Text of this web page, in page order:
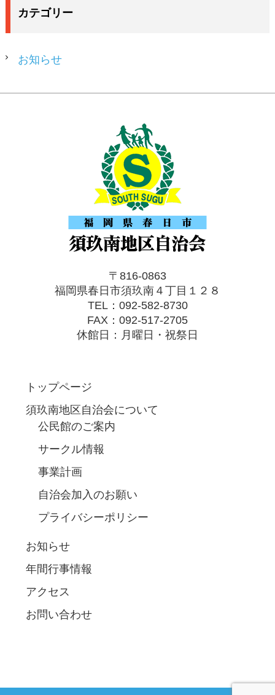
カテゴリー
お知らせ
〒816-0863
福岡県春日市須玖南４丁目１２８
TEL：092-582-8730
FAX：092-517-2705
休館日：月曜日・祝祭日
トップページ
須玖南地区自治会について
公民館のご案内
サークル情報
事業計画
自治会加入のお願い
プライバシーポリシー
お知らせ
年間行事情報
アクセス
お問い合わせ